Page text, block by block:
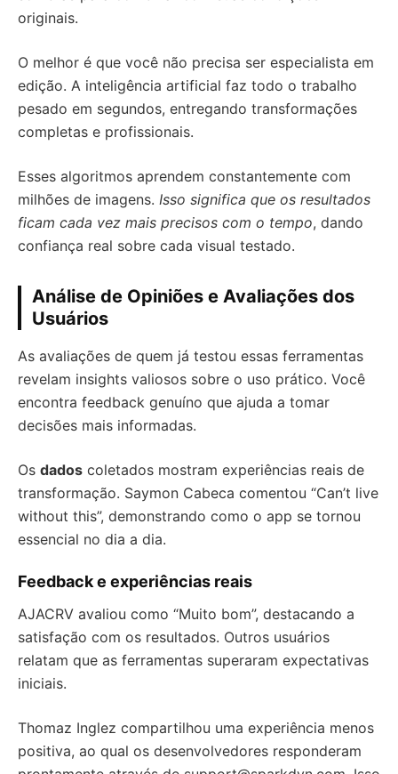
originais.
O melhor é que você não precisa ser especialista em
edição. A inteligência artificial faz todo o trabalho
pesado em segundos, entregando transformações
completas e profissionais.
Esses algoritmos aprendem constantemente com
milhões de imagens. Isso significa que os resultados
ficam cada vez mais precisos com o tempo, dando
confiança real sobre cada visual testado.
Análise de Opiniões e Avaliações dos
Usuários
As avaliações de quem já testou essas ferramentas
revelam insights valiosos sobre o uso prático. Você
encontra feedback genuíno que ajuda a tomar
decisões mais informadas.
Os dados coletados mostram experiências reais de
transformação. Saymon Cabeca comentou “Can’t live
without this”, demonstrando como o app se tornou
essencial no dia a dia.
Feedback e experiências reais
AJACRV avaliou como “Muito bom”, destacando a
satisfação com os resultados. Outros usuários
relatam que as ferramentas superaram expectativas
iniciais.
Thomaz Inglez compartilhou uma experiência menos
positiva, ao qual os desenvolvedores responderam